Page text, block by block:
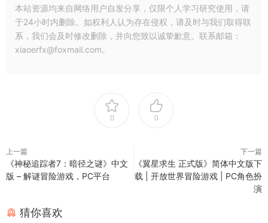
本站资源均来自网络用户自发分享，仅限个人学习研究使用，请
于24小时内删除。如权利人认为存在侵权，请及时与我们取得联
系，我们会及时修改删除，并向您致以诚挚歉意。联系邮箱：
xiaoerfx@foxmail.com。
0 0
上一篇
《神秘追踪者7：暗径之谜》中文
版 – 解谜冒险游戏，PC平台
下一篇
《翼星求生 正式版》简体中文版下
载 | 开放世界冒险游戏 | PC角色扮
演
猜你喜欢